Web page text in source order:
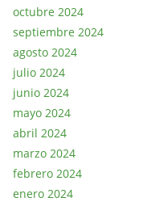
octubre 2024
septiembre 2024
agosto 2024
julio 2024
junio 2024
mayo 2024
abril 2024
marzo 2024
febrero 2024
enero 2024